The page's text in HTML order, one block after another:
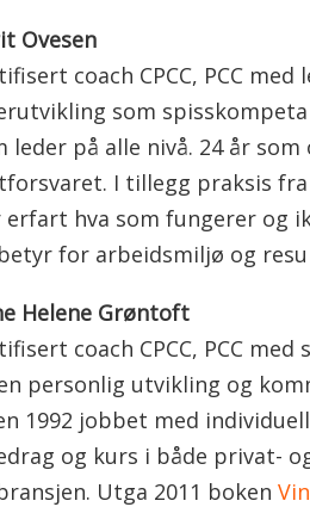
Ovesen
coach CPCC, PCC med
som
leder på alle nivå. 24 år
I tillegg praksis fra
erfart hva som fungerer og
for arbeidsmiljø og
Helene Grøntoft
coach CPCC, PCC
personlig utvikling og
1992 jobbet med
og kurs i både privat-
Utga 2011 boken